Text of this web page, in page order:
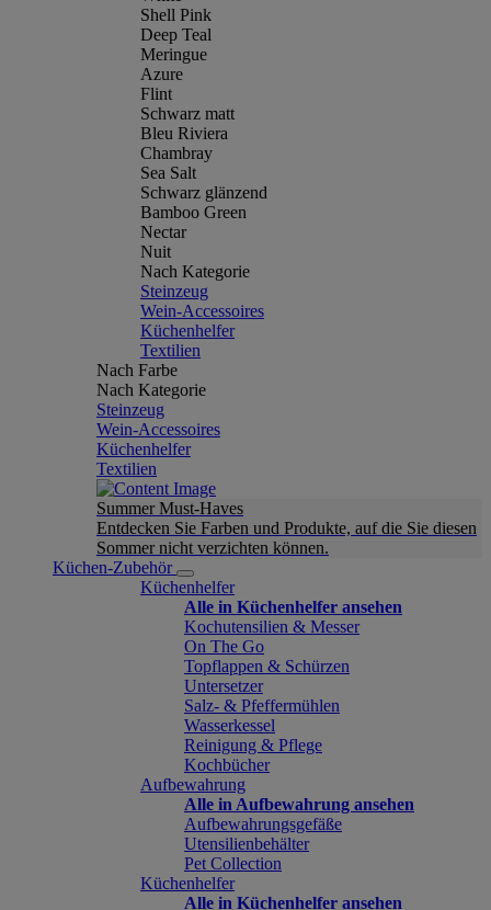
Shell Pink
Deep Teal
Meringue
Azure
Flint
Schwarz matt
Bleu Riviera
Chambray
Sea Salt
Schwarz glänzend
Bamboo Green
Nectar
Nuit
Nach Kategorie
Steinzeug
Wein-Accessoires
Küchenhelfer
Textilien
Nach Farbe
Nach Kategorie
Steinzeug
Wein-Accessoires
Küchenhelfer
Textilien
Summer Must-Haves
Entdecken Sie Farben und Produkte, auf die Sie diesen
Sommer nicht verzichten können.
Küchen-Zubehör
Küchenhelfer
Alle in Küchenhelfer ansehen
Kochutensilien & Messer
On The Go
Topflappen & Schürzen
Untersetzer
Salz- & Pfeffermühlen
Wasserkessel
Reinigung & Pflege
Kochbücher
Aufbewahrung
Alle in Aufbewahrung ansehen
Aufbewahrungsgefäße
Utensilienbehälter
Pet Collection
Küchenhelfer
Alle in Küchenhelfer ansehen